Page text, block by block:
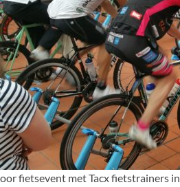
fietsevent met Tacx fietstrainers